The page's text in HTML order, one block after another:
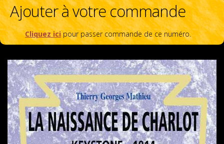
Ajouter à votre commande
Cliquez icipour passer commande de ce numéro.